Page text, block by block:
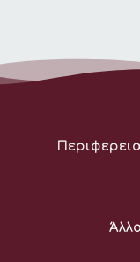
Διεύθυνση: